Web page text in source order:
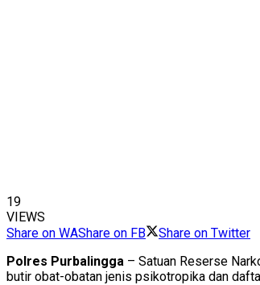
19
VIEWS
Share on WAShare on FB
Share on Twitter
Polres Purbalingga – Satuan Reserse
butir obat-obatan jenis psikotropika dan